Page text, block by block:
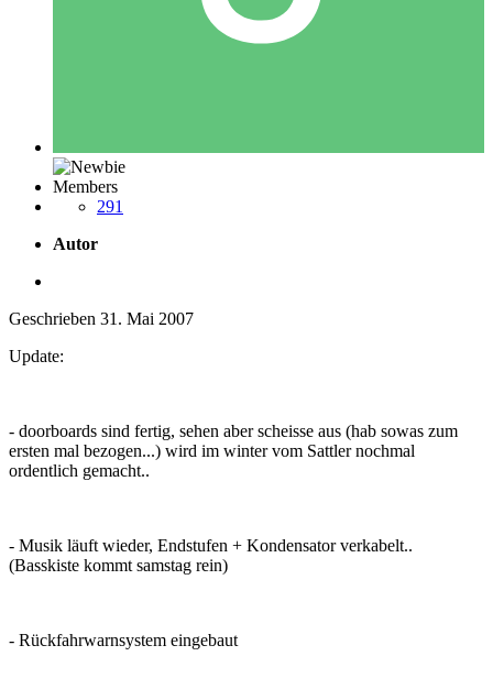
Members
291
Autor
Geschrieben 31. Mai 2007
Update:
- doorboards sind fertig, sehen aber scheisse aus (hab sowas zum
ersten mal bezogen...) wird im winter vom Sattler nochmal
ordentlich gemacht..
- Musik läuft wieder, Endstufen + Kondensator verkabelt..
(Basskiste kommt samstag rein)
- Rückfahrwarnsystem eingebaut